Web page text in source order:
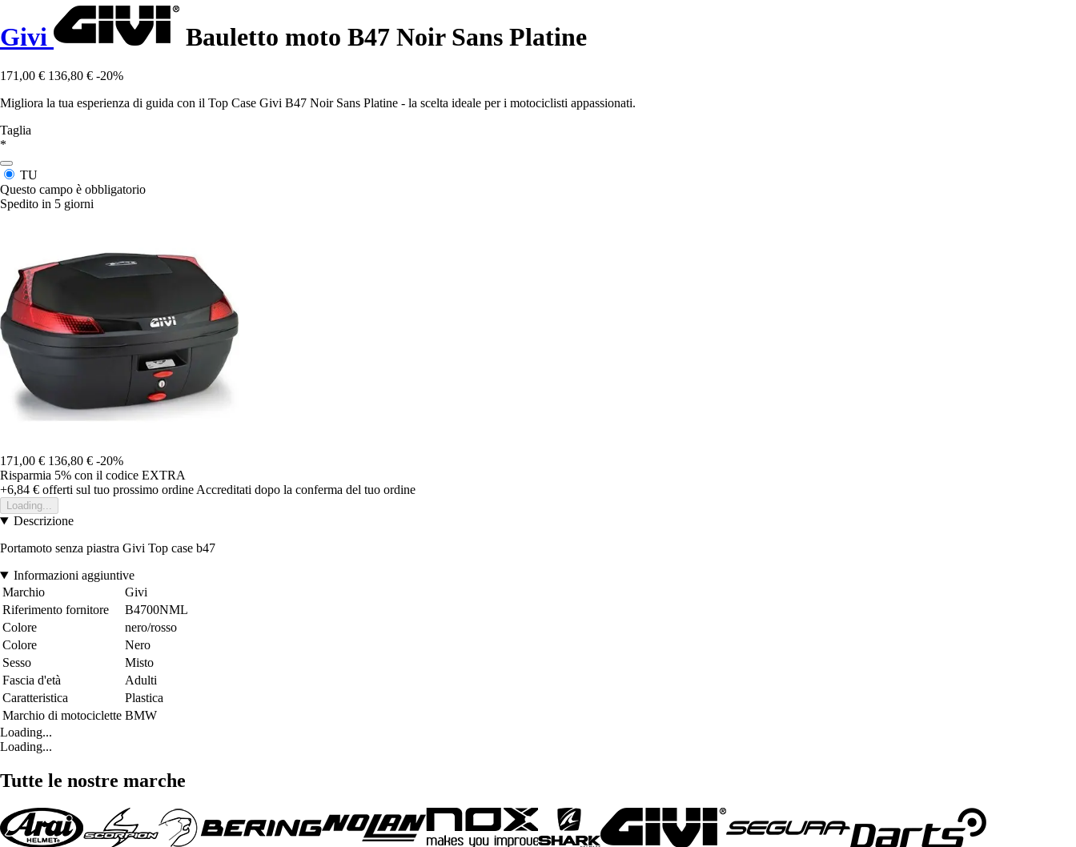
Givi Bauletto moto B47 Noir Sans Platine
171,00 € 136,80 € -20%
Migliora la tua esperienza di guida con il Top Case Givi B47 Noir Sans Platine - la scelta ideale per i motociclisti appassionati.
Taglia
*
TU
Questo campo è obbligatorio
Spedito in 5 giorni
171,00 € 136,80 € -20%
Risparmia 5% con il codice EXTRA
+6,84 € offerti sul tuo prossimo ordine Accreditati dopo la conferma del tuo ordine
Loading...
Descrizione
Portamoto senza piastra Givi Top case b47
Informazioni aggiuntive
Marchio
Givi
Riferimento fornitore
B4700NML
Colore
nero/rosso
Colore
Nero
Sesso
Misto
Fascia d'età
Adulti
Caratteristica
Plastica
Marchio di motociclette BMW
Loading...
Loading...
Tutte le nostre marche